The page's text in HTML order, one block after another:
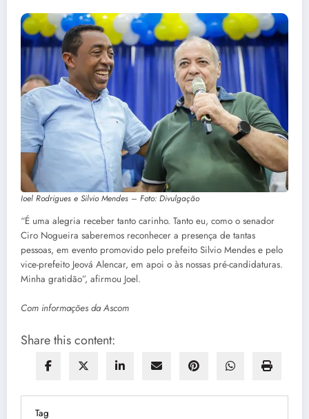
Joel Rodrigues e Silvio Mendes – Foto: Divulgação
“É uma alegria receber tanto carinho. Tanto eu, como o senador
Ciro Nogueira saberemos reconhecer a presença de tantas
pessoas, em evento promovido pelo prefeito Silvio Mendes e pelo
vice-prefeito Jeová Alencar, em apoi o às nossas pré-candidaturas.
Minha gratidão”, afirmou Joel.
Com informações da Ascom
Share this content:
Tag